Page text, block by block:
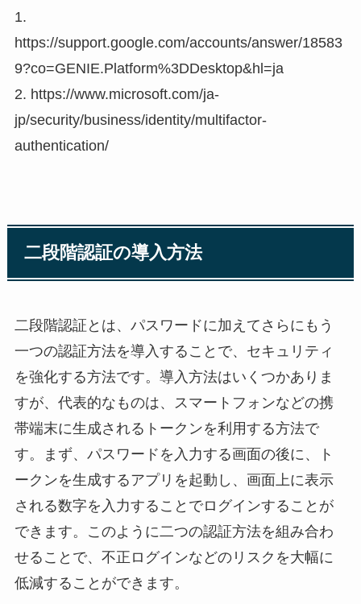
1.
https://support.google.com/accounts/answer/18583
9?co=GENIE.Platform%3DDesktop&hl=ja
2. https://www.microsoft.com/ja-
jp/security/business/identity/multifactor-
authentication/
二段階認証の導入方法
二段階認証とは、パスワードに加えてさらにもう
一つの認証方法を導入することで、セキュリティ
を強化する方法です。導入方法はいくつかありま
すが、代表的なものは、スマートフォンなどの携
帯端末に生成されるトークンを利用する方法で
す。まず、パスワードを入力する画面の後に、ト
ークンを生成するアプリを起動し、画面上に表示
される数字を入力することでログインすることが
できます。このように二つの認証方法を組み合わ
せることで、不正ログインなどのリスクを大幅に
低減することができます。